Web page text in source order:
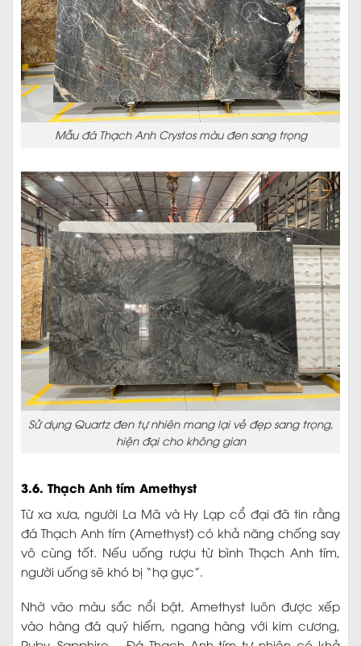
Mẫu đá Thạch Anh Crystos màu đen sang trọng
Sử dụng Quartz đen tự nhiên mang lại vẻ đẹp sang trọng,
hiện đại cho không gian
3.6. Thạch Anh tím Amethyst
Từ xa xưa, người La Mã và Hy Lạp cổ đại đã tin rằng
đá Thạch Anh tím (Amethyst) có khả năng chống say
vô cùng tốt. Nếu uống rượu từ bình Thạch Anh tím,
người uống sẽ khó bị “hạ gục”.
Nhờ vào màu sắc nổi bật, Amethyst luôn được xếp
vào hàng đá quý hiếm, ngang hàng với kim cương,